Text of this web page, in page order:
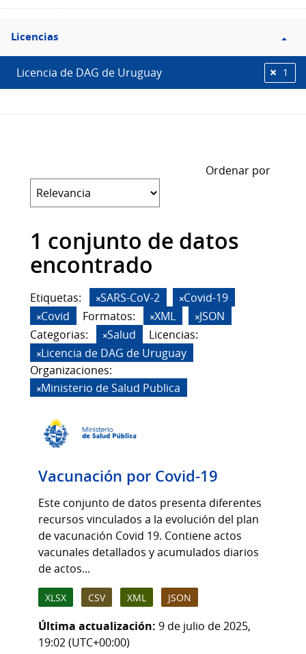
Filtro
Licencias
Licencias
Licencia de DAG de Uruguay 1
Ordenar por
1 conjunto de datos
encontrado
Etiquetas: SARS-CoV-2
Covid-19
Covid
Formatos: XML
JSON
Categorias:
Salud
Licencias:
Licencia de DAG de Uruguay
Organizaciones:
Ministerio de Salud Publica
Vacunación por Covid-19
Este conjunto de datos presenta diferentes
recursos vinculados a la evolución del plan
de vacunación Covid 19. Contiene actos
vacunales detallados y acumulados diarios
de actos...
XLSX CSV XML JSON
Última actualización: 9 de julio de 2025,
19:02 (UTC+00:00)